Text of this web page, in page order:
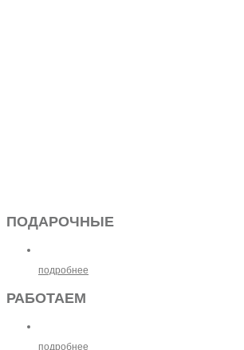
ПОДАРОЧНЫЕ
подробнее
РАБОТАЕМ
подробнее